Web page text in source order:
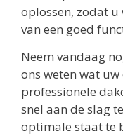
oplossen, zodat
van een goed
Neem vandaag
ons weten wat
professionele
snel aan de slag
optimale staat te